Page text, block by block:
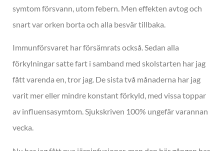
symtom försvann, utom febern. Men effekten avtog och
snart var orken borta och alla besvär tillbaka.
Immunförsvaret har försämrats också. Sedan alla
förkylningar satte fart i samband med skolstarten har jag
fått varenda en, tror jag. De sista två månaderna har jag
varit mer eller mindre konstant förkyld, med vissa toppar
av influensasymtom. Sjukskriven 100% ungefär varannan
vecka.